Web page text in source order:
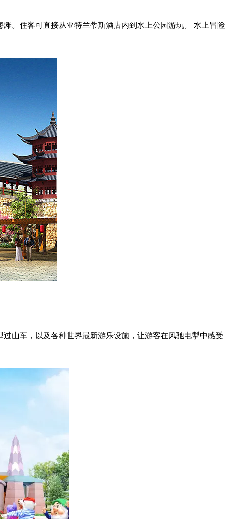
。住客可直接从亚特兰蒂斯酒店内到水上公园游玩。 水上冒险
山车，以及各种世界最新游乐设施，让游客在风驰电掣中感受